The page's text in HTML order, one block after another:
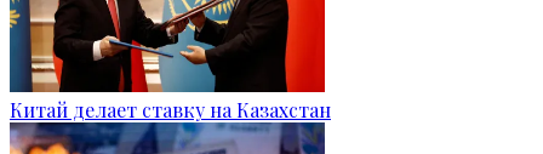
Китай делает ставку на Казахстан